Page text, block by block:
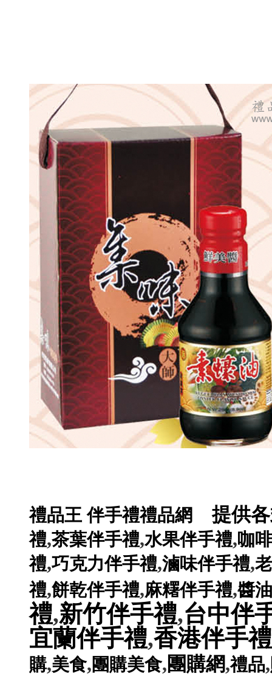
禮品王 伴手禮禮品網 提供
禮,茶葉伴手禮,水果伴手禮,咖
禮,巧克力伴手禮,滷味伴手禮,
禮,餅乾伴手禮,麻糬伴手禮,醬
禮,新竹伴手禮,台中伴
宜蘭伴手禮,香港伴手禮
購,美食,團購美食,團購網,禮品,